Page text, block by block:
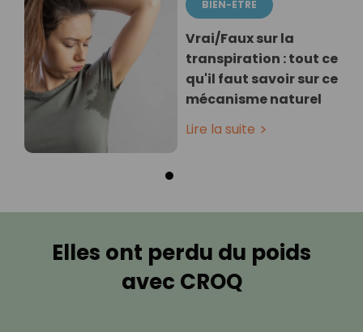
BIEN-ÊTRE
Vrai/Faux sur la
transpiration : tout ce
qu'il faut savoir sur ce
mécanisme naturel
Lire la suite
Elles ont perdu du poids
avec CROQ